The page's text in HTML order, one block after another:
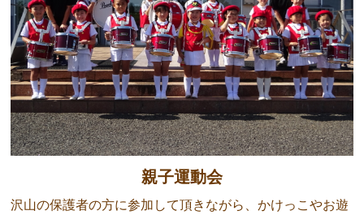
親子運動会
沢山の保護者の方に参加して頂きながら、かけっこやお遊